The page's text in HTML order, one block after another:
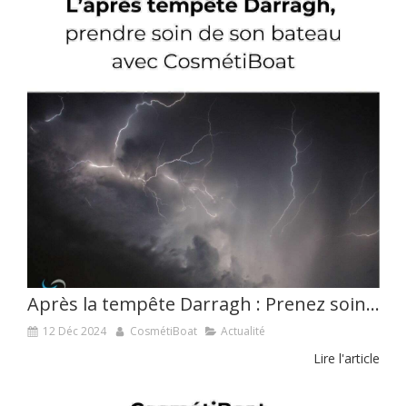
Après la tempête Darragh : Prenez soin de vos bateaux avec CosmétiBoat
12 Déc 2024 CosmétiBoat Actualité
Lire l'article